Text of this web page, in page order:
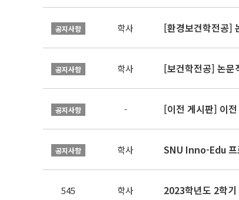
공지사항 학사 [환경보건학전공]
공지사항 학사 [보건학전공] 논문
공지사항 - [이전 게시판] 이
공지사항 학사 SNU Inno-Edu
545 학사